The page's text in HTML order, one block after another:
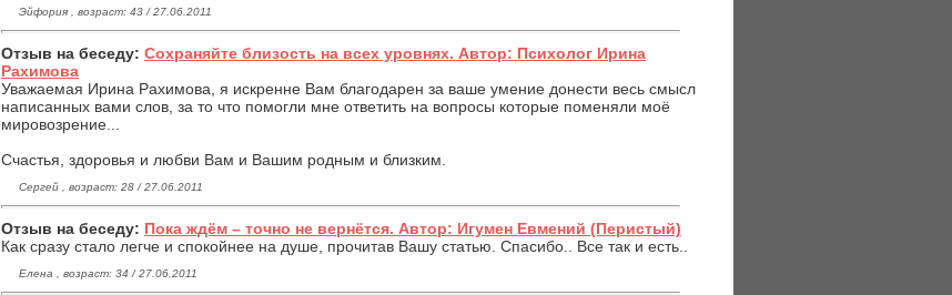
Эйфория , возраст: 43 / 27.06.2011
Отзыв на беседу: Сохраняйте близость на всех уровнях. Автор: Психолог Ирина
Рахимова
Уважаемая Ирина Рахимова, я искренне Вам благодарен за ваше умение донести весь смысл
написанных вами слов, за то что помогли мне ответить на вопросы которые поменяли моё
мировозрение...
Счастья, здоровья и любви Вам и Вашим родным и близким.
Сергей , возраст: 28 / 27.06.2011
Отзыв на беседу: Пока ждём – точно не вернётся. Автор: Игумен Евмений (Перистый)
Как сразу стало легче и спокойнее на душе, прочитав Вашу статью. Спасибо.. Все так и есть..
Елена , возраст: 34 / 27.06.2011